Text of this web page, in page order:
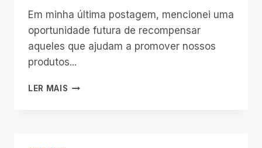
Em minha última postagem, mencionei uma
oportunidade futura de recompensar
aqueles que ajudam a promover nossos
produtos...
LER MAIS REVELAÇÃO